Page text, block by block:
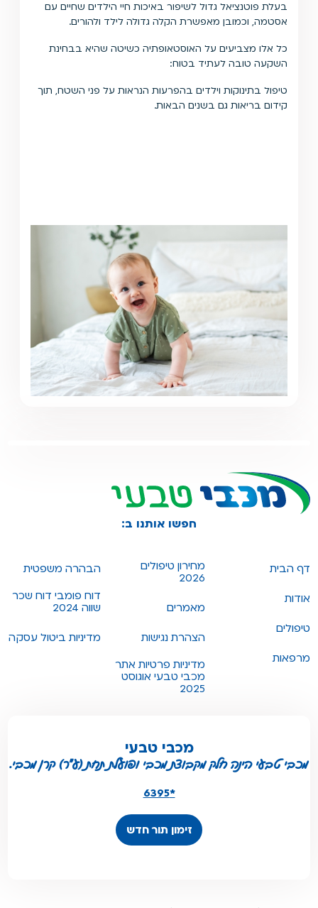
בעלת פוטנציאל גדול לשיפור באיכות חיי הילדים שחיים עם
אסטמה, וכמובן מאפשרת הקלה גדולה לילד ולהורים.
כל אלו מצביעים על האוסטאופתיה כשיטה שהיא בבחינת
השקעה טובה לעתיד בטוח:
טיפול בתינוקות וילדים בהפרעות הנראות על פני השטח, תוך
קידום בריאות גם בשנים הבאות.
חפשו אותנו ב:
דף הבית
אודות
טיפולים
מרפאות
מחירון טיפולים
2026
מאמרים
הצהרת נגישות
מדיניות פרטיות אתר
מכבי טבעי אוגוסט
2025
הבהרה משפטית
דוח פומבי דוח שכר
שווה 2024
מדיניות ביטול עסקה
מכבי טבעי
מכבי טבעי הינה חלק מקבוצת מכבי ופועלת תחת (ע"ר) קרן מכבי.
*6395
זימון תור חדש